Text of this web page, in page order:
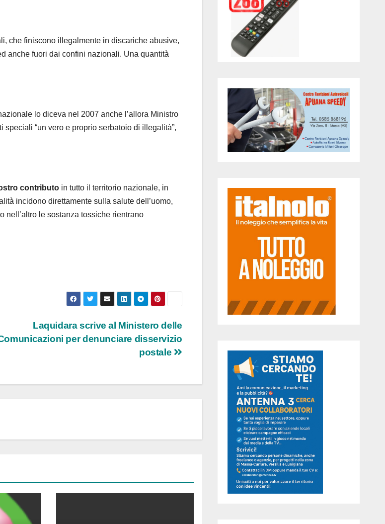
che finiscono illegalmente in discariche abusive,
anche fuori dai confini nazionali. Una quantità
lo diceva nel 2007 anche l’allora Ministro
“un vero e proprio serbatoio di illegalità”,
contributo in tutto il territorio nazionale, in
incidono direttamente sulla salute dell’uomo,
nell’altro le sostanza tossiche rientrano
Laquidara scrive al Ministero delle
per denunciare disservizio
postale